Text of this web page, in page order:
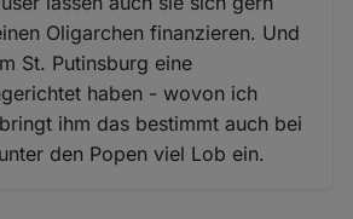
Oligarchen finanzieren. Und
St. Putinsburg eine
haben - wovon ich
ihm das bestimmt auch bei
den Popen viel Lob ein.